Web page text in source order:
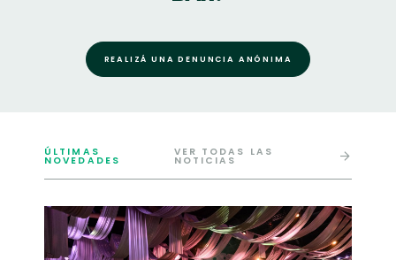
REALIZÁ UNA DENUNCIA ANÓNIMA
ÚLTIMAS
NOVEDADES
VER TODAS LAS
NOTICIAS